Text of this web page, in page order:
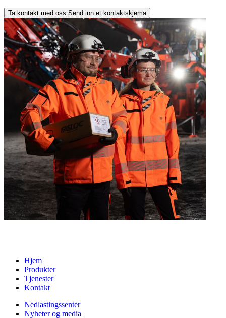
Ta kontakt med oss Send inn et kontaktskjema
Hjem
Produkter
Tjenester
Kontakt
Nedlastingssenter
Nyheter og media